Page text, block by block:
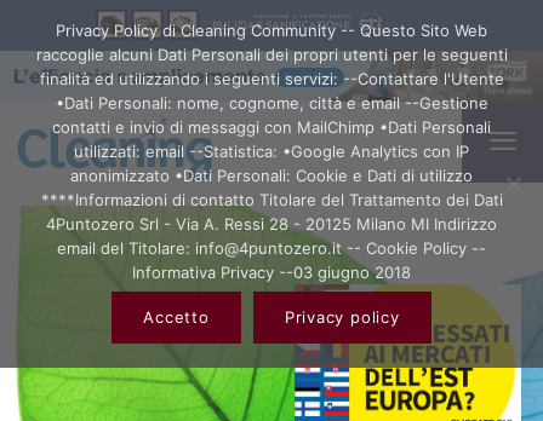
Privacy Policy di Cleaning Community -- Questo Sito Web
raccoglie alcuni Dati Personali dei propri utenti per le seguenti
finalità ed utilizzando i seguenti servizi: --Contattare l'Utente
•Dati Personali: nome, cognome, città e email --Gestione
contatti e invio di messaggi con MailChimp •Dati Personali
utilizzati: email --Statistica: •Google Analytics con IP
anonimizzato •Dati Personali: Cookie e Dati di utilizzo
****Informazioni di contatto Titolare del Trattamento dei Dati
4Puntozero Srl - Via A. Ressi 28 - 20125 Milano MI Indirizzo
email del Titolare: info@4puntozero.it -- Cookie Policy --
Informativa Privacy --03 giugno 2018
Accetto Privacy policy